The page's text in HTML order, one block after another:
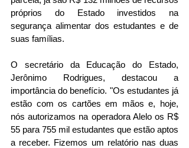
próprios do Estado investidos na
segurança alimentar dos estudantes e de
suas famílias.
O secretário da Educação do Estado,
Jerônimo Rodrigues, destacou a
importância do benefício. "Os estudantes já
estão com os cartões em mãos e, hoje,
nós autorizamos na operadora Alelo os R$
55 para 755 mil estudantes que estão aptos
a receber. Fizemos um relatório nas duas